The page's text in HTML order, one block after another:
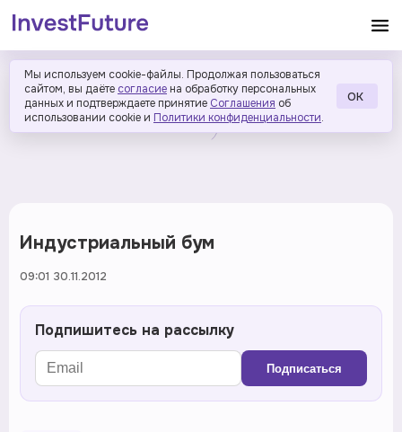
Мы используем cookie-файлы. Продолжая пользоваться
сайтом, вы даёте согласие на обработку персональных
данных и подтверждаете принятие Соглашения об
использовании cookie и Политики конфиденциальности.
ОК
Индустриальный бум
09:01 30.11.2012
Подпишитесь на рассылку
Подписаться